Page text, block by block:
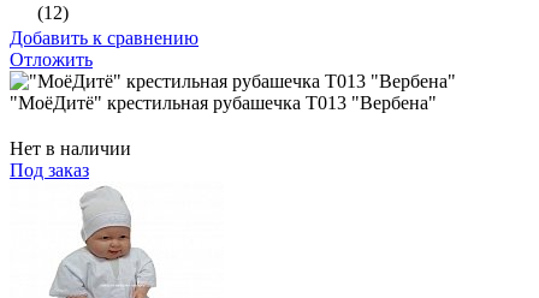
(12)
Добавить к сравнению
Отложить
"МоёДитё" крестильная рубашечка Т013 "Вербена"
Нет в наличии
Под заказ